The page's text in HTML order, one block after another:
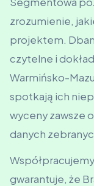
zrozumienie,
projektem.
czytelne i
Warmińsko-
spotkają ich
wyceny zawsze
danych
gwarantuje, że